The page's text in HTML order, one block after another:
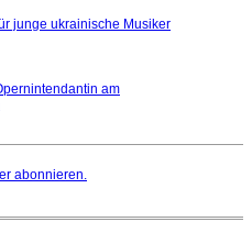
junge ukrainische Musiker
am
Chefdirigent Risto Joost
abonnieren.